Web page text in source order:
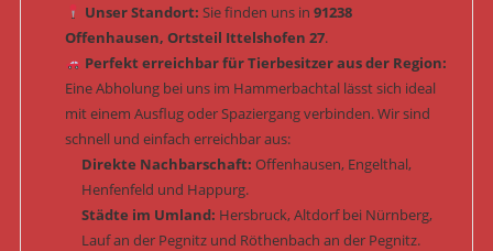
Unser Standort: Sie finden uns in 91238
Offenhausen, Ortsteil Ittelshofen 27.
Perfekt erreichbar für Tierbesitzer aus der Region:
Eine Abholung bei uns im Hammerbachtal lässt sich ideal
mit einem Ausflug oder Spaziergang verbinden. Wir sind
schnell und einfach erreichbar aus:
Direkte Nachbarschaft: Offenhausen, Engelthal,
Henfenfeld und Happurg.
Städte im Umland: Hersbruck, Altdorf bei Nürnberg,
Lauf an der Pegnitz und Röthenbach an der Pegnitz.